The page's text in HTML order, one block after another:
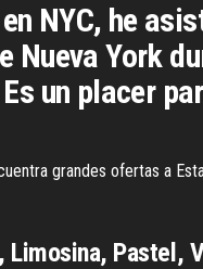
NYC, he
Nueva York
un placer
grandes ofertas a
Pastel,